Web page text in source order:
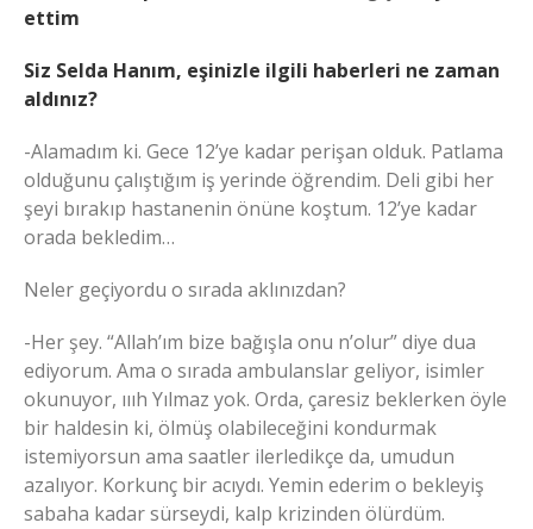
ettim
Siz Selda Hanım, eşinizle ilgili haberleri ne zaman
aldınız?
-Alamadım ki. Gece 12’ye kadar perişan olduk. Patlama
olduğunu çalıştığım iş yerinde öğrendim. Deli gibi her
şeyi bırakıp hastanenin önüne koştum. 12’ye kadar
orada bekledim…
Neler geçiyordu o sırada aklınızdan?
-Her şey. “Allah’ım bize bağışla onu n’olur” diye dua
ediyorum. Ama o sırada ambulanslar geliyor, isimler
okunuyor, ıııh Yılmaz yok. Orda, çaresiz beklerken öyle
bir haldesin ki, ölmüş olabileceğini kondurmak
istemiyorsun ama saatler ilerledikçe da, umudun
azalıyor. Korkunç bir acıydı. Yemin ederim o bekleyiş
sabaha kadar sürseydi, kalp krizinden ölürdüm.